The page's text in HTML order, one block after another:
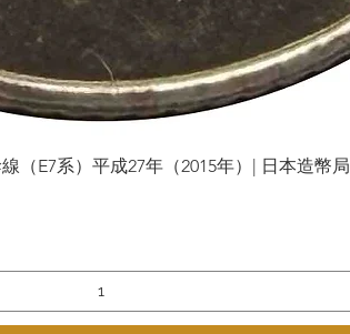
Schnellansicht
（E7系）平成27年（2015年）| 日本造幣